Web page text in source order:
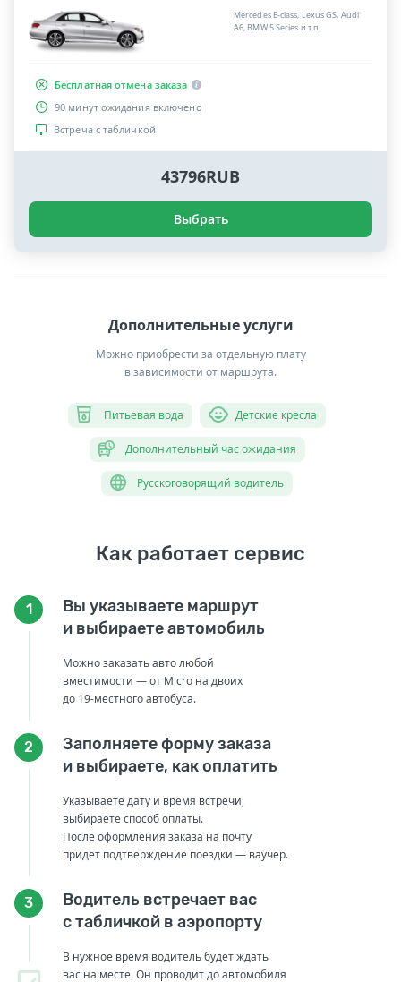
Mercedes E-class, Lexus GS, Audi
A6, BMW 5 Series и т.п.
Бесплатная отмена заказа
90 минут ожидания включено
Встреча с табличкой
43796RUB
Выбрать
Дополнительные услуги
Можно приобрести за отдельную плату
в зависимости от маршрута.
Питьевая вода Детские кресла
Дополнительный час ожидания
Русскоговорящий водитель
Как работает сервис
1
Вы указываете маршрут
и выбираете автомобиль
Можно заказать авто любой
вместимости — от Micro на двоих
до 19-местного автобуса.
2
Заполняете форму заказа
и выбираете, как оплатить
Указываете дату и время встречи,
выбираете способ оплаты.
После оформления заказа на почту
придет подтверждение поездки — ваучер.
3
Водитель встречает вас
с табличкой в аэропорту
В нужное время водитель будет ждать
вас на месте. Он проводит до автомобиля